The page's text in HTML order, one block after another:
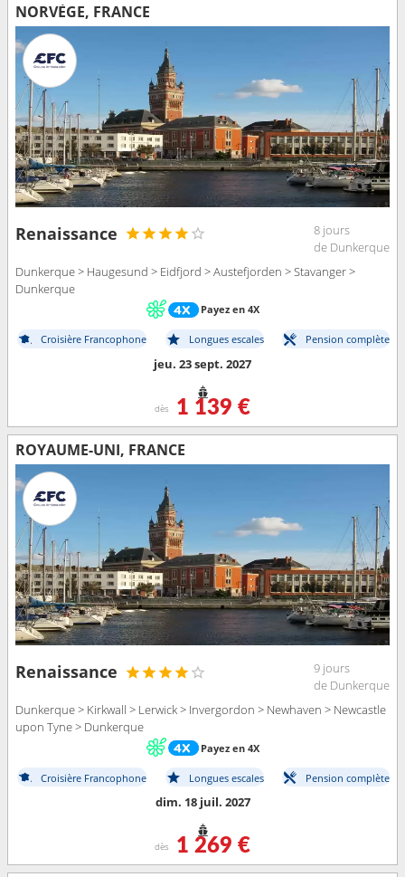
NORVÈGE, FRANCE
Renaissance
8 jours
de Dunkerque
Dunkerque > Haugesund > Eidfjord > Austefjorden > Stavanger >
Dunkerque
Payez en 4X
Croisière Francophone Longues escales Pension complète
jeu. 23 sept. 2027
dès 1 139 €
ROYAUME-UNI, FRANCE
Renaissance
9 jours
de Dunkerque
Dunkerque > Kirkwall > Lerwick > Invergordon > Newhaven > Newcastle
upon Tyne > Dunkerque
Payez en 4X
Croisière Francophone Longues escales Pension complète
dim. 18 juil. 2027
dès 1 269 €